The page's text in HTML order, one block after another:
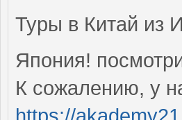
Туры в Китай из
Япония!
К сожалению, у
https://